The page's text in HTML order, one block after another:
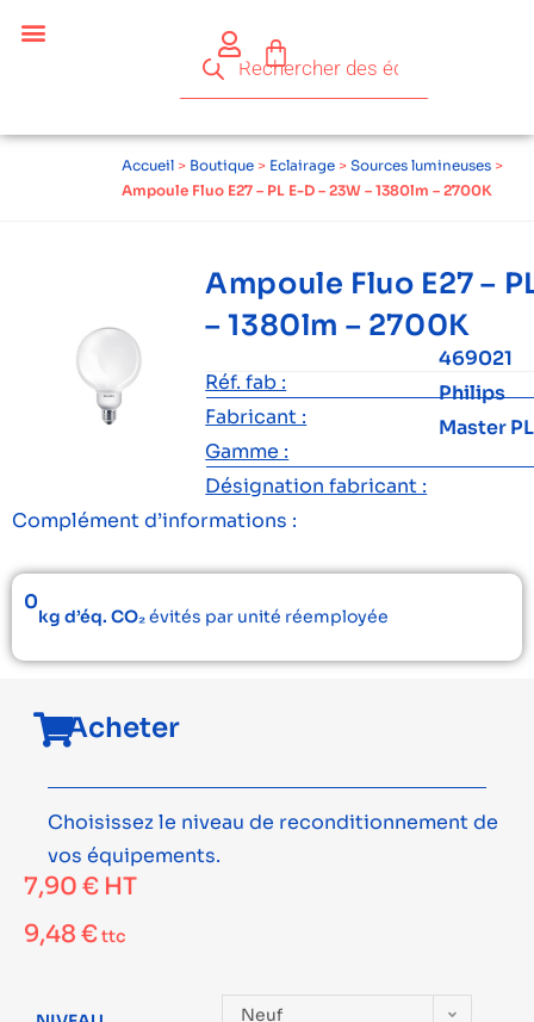
Accueil > Boutique > Eclairage > Sources lumineuses >
Ampoule Fluo E27 – PL E-D – 23W – 1380lm – 2700K
Ampoule Fluo E27 –
– 1380lm – 2700K
Réf. fab :
469021
Fabricant :
Philips
Gamme :
Master
Désignation fabricant :
Complément d’informations :
0
kg d’éq. CO₂évités par unité réemployée
Acheter
Choisissez le niveau de reconditionnement de
vos équipements.
7,90 € HT
9,48 €ttc
Neuf